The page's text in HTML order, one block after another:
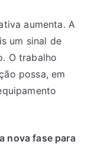
aumenta. A
um sinal de
O trabalho
possa, em
nova fase para